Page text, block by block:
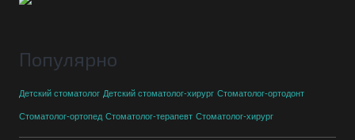
Популярно
Детский стоматолог Детский стоматолог-хирург Стоматолог-ортодонт
Стоматолог-ортопед Стоматолог-терапевт Стоматолог-хирург